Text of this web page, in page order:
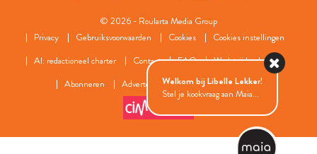
© 2026 - Roularta Media Group
Privacy
Gebruiksvoorwaarden Cookies
Cookies instellingen
AI: redactioneel charter
Contact FAQ
Wedstrijdreglement
Abonneren
Adverteren Onze zusterwebsites
Welkom bij Libelle Lekker!
Stel je kookvraag aan Maia...